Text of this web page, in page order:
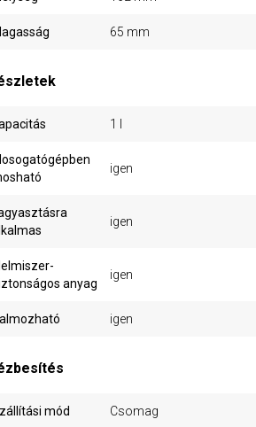
65 mm
1 l
igen
igen
anyag
igen
igen
mód Csomag